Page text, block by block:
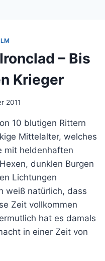
– Bis
Krieger
2011
10 blutigen Rittern
Mittelalter, welches
mit heldenhaften
dunklen Burgen
Lichtungen
weiß natürlich, dass
Zeit vollkommen
hat es damals
in einer Zeit von